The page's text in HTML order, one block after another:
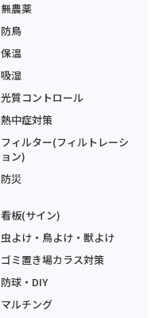
無農薬
防鳥
保温
吸湿
光質コントロール
熱中症対策
フィルター(フィルトレーシ
ョン)
防災
看板(サイン)
虫よけ・鳥よけ・獣よけ
ゴミ置き場カラス対策
防球・DIY
マルチング